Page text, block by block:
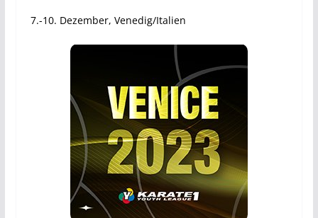
7.-10. Dezember, Venedig/Italien